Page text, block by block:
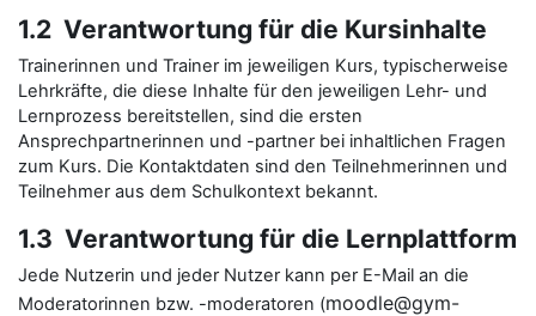
1.2 Verantwortung für die Kursinhalte
Trainerinnen und Trainer im jeweiligen Kurs, typischerweise
Lehrkräfte, die diese Inhalte für den jeweiligen Lehr- und
Lernprozess bereitstellen, sind die ersten
Ansprechpartnerinnen und -partnerbei inhaltlichen Fragen
zum Kurs. Die Kontaktdaten sind den Teilnehmerinnen und
Teilnehmer aus dem Schulkontext bekannt.
1.3 Verantwortung für die Lernplattform
Jede Nutzerin und jeder Nutzer kann per E-Mail an die
Moderatorinnen bzw. -moderatoren (moodle@gym-